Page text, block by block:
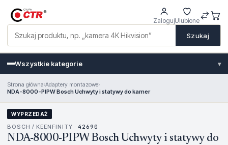
Szukaj
ZalogujUlubione
Wszystkie kategorie ▾
Strona główna›Adaptery montazowe›
NDA-8000-PIPW Bosch Uchwyty i statywy do kamer
WYPRZEDAŻ
BOSCH / KEENFINITY · 42690
NDA-8000-PIPW Bosch Uchwyty i statywy do